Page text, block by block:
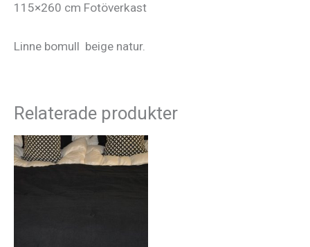
115×260 cm Fotöverkast
Linne bomull beige natur.
Relaterade produkter